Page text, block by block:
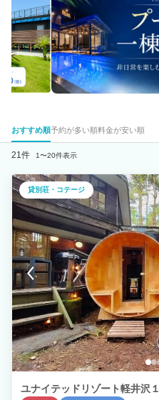
おすすめ順予約が多い順料金が安い順
21件 1〜20件表示
貸別荘・コテージ
ユナイテッドリゾート軽井沢１